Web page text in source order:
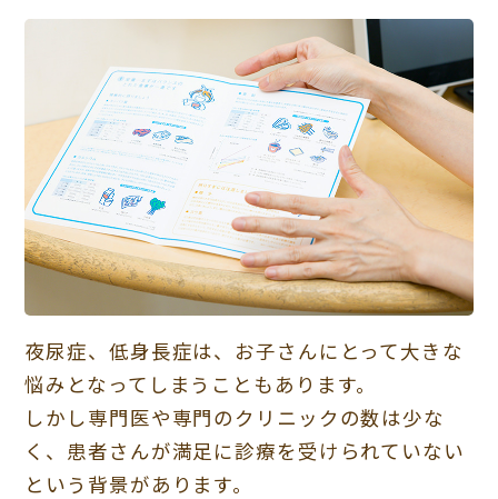
夜尿症、低身長症は、お子さんにとって大きな
悩みとなってしまうこともあります。
しかし専門医や専門のクリニックの数は少な
く、患者さんが満足に診療を受けられていない
という背景があります。